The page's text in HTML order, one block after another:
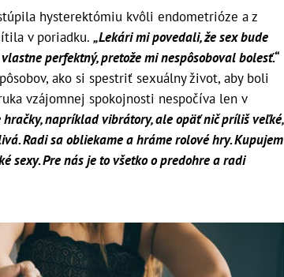
hysterektómiu kvôli endometrióze a z
v poriadku. „Lekári mi povedali, že sex bude
perfektný, pretože mi nespôsoboval bolesť.“
ako si spestriť sexuálny život, aby boli
vzájomnej spokojnosti nespočíva len v
hračky, napríklad vibrátory, ale opäť nič príliš veľké,
Radi sa obliekame a hráme rolové hry. Kupujem
sexy. Pre nás je to všetko o predohre a radi